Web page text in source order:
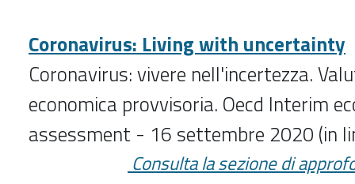
Coronavirus: Living with uncertainty
Coronavirus: vivere nell'incertezza.
economica provvisoria. Oecd Interim
assessment - 16 settembre 2020 (in
Consulta la sezione di